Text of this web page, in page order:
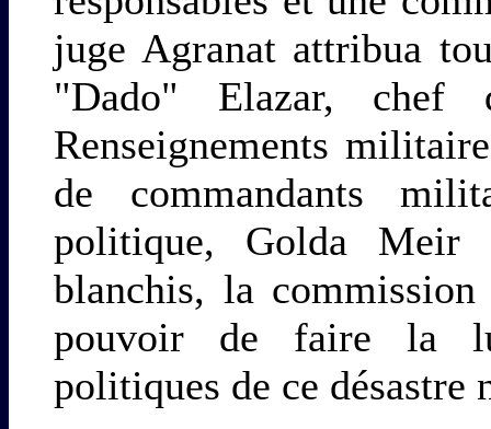
juge Agranat attribua
"Dado" Elazar, chef
Renseignements
de commandants
politique, Golda
blanchis, la
pouvoir de faire la
politiques de ce désastre